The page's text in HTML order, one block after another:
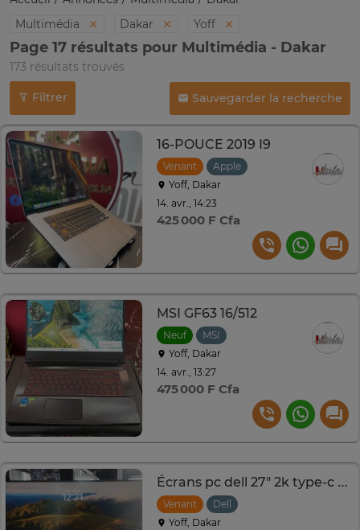
Multimédia
Dakar Yoff
Page 17 résultats pour Multimédia - Dakar
173 résultats trouvés
Filtrer Sauvegarder la recherche
16-POUCE 2019 I9
Venant
Apple
Yoff, Dakar
14. avr., 14:23
425 000 F Cfa
MSI GF63 16/512
Neuf
MSI
Yoff, Dakar
14. avr., 13:27
475 000 F Cfa
Écrans pc dell 27" 2k type-c - hdmi
Venant
Dell
Yoff, Dakar